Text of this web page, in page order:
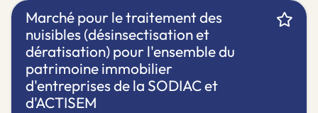
Marché pour le traitement des
nuisibles (désinsectisation et
dératisation) pour l'ensemble du
patrimoine immobilier
d'entreprises de la SODIAC et
d'ACTISEM